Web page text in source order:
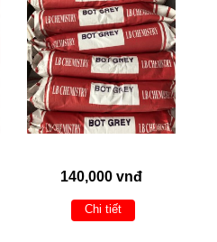
140,000 vnđ
Chi tiết